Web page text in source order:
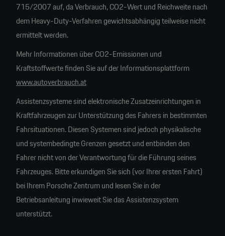
715/2007 auf, da Verbrauch, CO2-Wert und Reichweite nach
dem Heavy-Duty-Verfahren gewichtsabhängig teilweise nicht
ermittelt werden.
Mehr Informationen über CO2-Emissionen und
Kraftstoffwerte finden Sie auf der Informationsplattform
www.autoverbrauch.at
Assistenzsysteme sind elektronische Zusatzeinrichtungen in
Kraftfahrzeugen zur Unterstützung des Fahrers in bestimmten
Fahrsituationen. Diesen Systemen sind jedoch physikalische
und systembedingte Grenzen gesetzt und entbinden den
Fahrer nicht von der Verantwortung für die Führung seines
Fahrzeuges. Bitte erkundigen Sie sich (vor Ihrer ersten Fahrt)
bei Ihrem Porsche Zentrum und lesen Sie in der
Betriebsanleitung inwieweit Sie das Assistenzsystem
unterstützt.